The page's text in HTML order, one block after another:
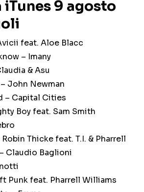
9 agosto
feat. Aloe Blacc
– Imany
& Asu
John Newman
– Capital Cities
Boy feat. Sam Smith
Thicke feat. T.I. & Pharrell
Claudio Baglioni
Punk feat. Pharrell Williams